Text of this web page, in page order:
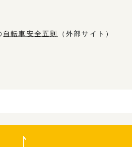
自転車安全五則
（外部サイト）